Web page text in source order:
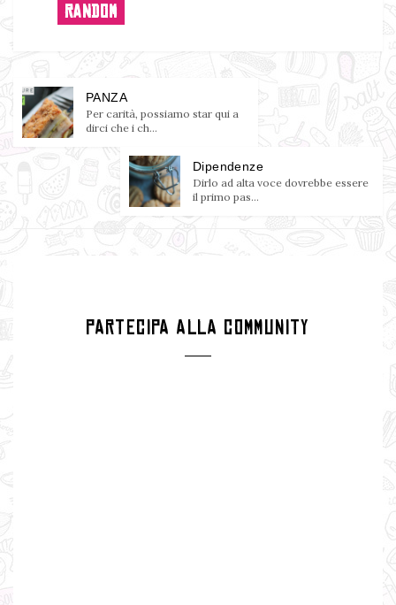
RANDOM
PANZA
Per carità, possiamo star qui a
dirci che i ch...
Dipendenze
Dirlo ad alta voce dovrebbe essere
il primo pas...
PARTECIPA ALLA COMMUNITY